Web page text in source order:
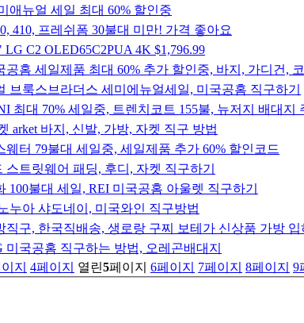
애뉴얼 세일 최대 60% 할인중
410, 프레쉬폼 30불대 미만! 가격 좋아요
C2 OLED65C2PUA 4K $1,796.99
공홈 세일제품 최대 60% 추가 할인중, 바지, 가디건,
브룩스브라더스 세미에뉴얼세일, 미국공홈 직구하기
최대 70% 세일중, 트렌치코트 155불, 뉴저지 배대지
arket 바지, 신발, 가방, 자켓 직구 방법
터 79불대 세일중, 세일제품 추가 60% 할인코드
트릿웨어 패딩, 후디, 자켓 직구하기
100불대 세일, REI 미국공홈 아울렛 직구하기
누아 샤도네이, 미국와인 직구방법
직구, 한국직배송, 생로랑 구찌 보테가 신상품 가방 입
국공홈 직구하는 방법, 오레곤배대지
지 4페이지 열린5페이지 6페이지 7페이지 8페이지 9